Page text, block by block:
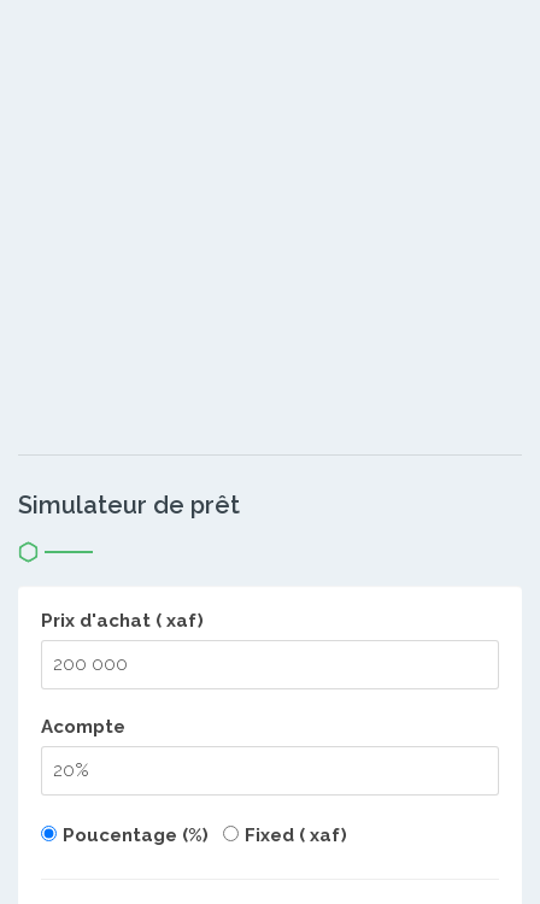
Simulateur de prêt
Prix d'achat ( xaf)
Acompte
Poucentage (%) Fixed ( xaf)